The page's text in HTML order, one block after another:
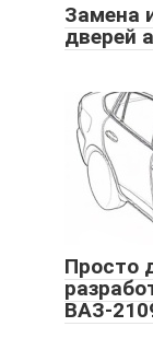
Замена
дверей
Просто
ВАЗ-